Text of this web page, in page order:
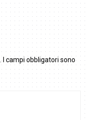
I campi obbligatori sono